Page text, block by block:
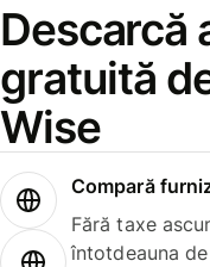
Descarcă
gratuită
Wise
Compară
Fără taxe
întotdeauna